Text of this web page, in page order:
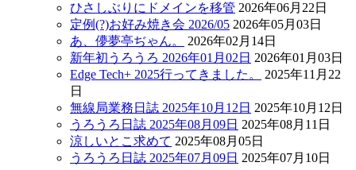
ひさしぶりにドメインを移管 2026年06月22日
定例(?)お好み焼き会 2026/05 2026年05月03日
あ、儚夢亭ぢゃん。
2026年02月14日
新年初うろうろ 2026年01月02日 2026年01月03日
Edge Tech+ 2025行ってきました。
2025年11月22
日
無線局業務日誌 2025年10月12日 2025年10月12日
うろうろ日誌 2025年08月09日 2025年08月11日
涼しいとこ求めて 2025年08月05日
うろうろ日誌 2025年07月09日 2025年07月10日